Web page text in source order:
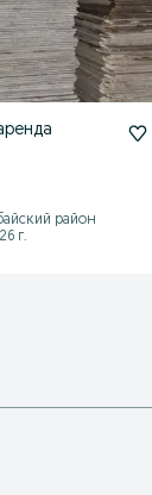
район
г.